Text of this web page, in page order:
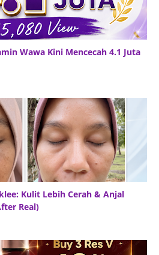
Wawa Kini Mencecah 4.1 Juta
Kulit Lebih Cerah & Anjal
Real)